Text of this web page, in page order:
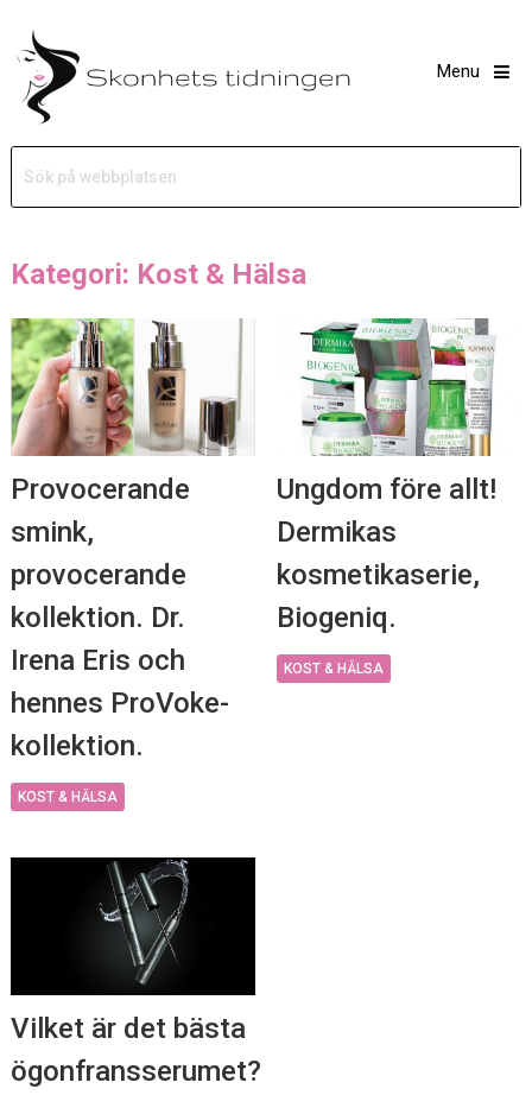
Menu
Kategori: Kost & Hälsa
Provocerande
smink,
provocerande
kollektion. Dr.
Irena Eris och
hennes ProVoke-
kollektion.
KOST & HÄLSA
Ungdom före allt!
Dermikas
kosmetikaserie,
Biogeniq.
KOST & HÄLSA
Vilket är det bästa
ögonfransserumet?